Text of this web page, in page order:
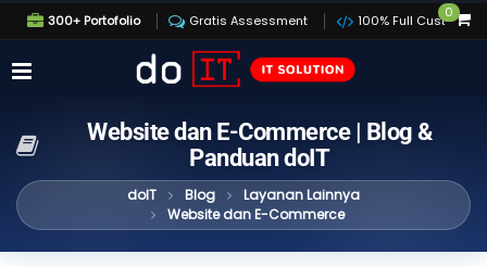
300+ Portofolio Gratis Assessment 100% Full Custom
0
Website dan E-Commerce | Blog &
Panduan doIT
doIT Blog
Layanan Lainnya
Website dan E-Commerce